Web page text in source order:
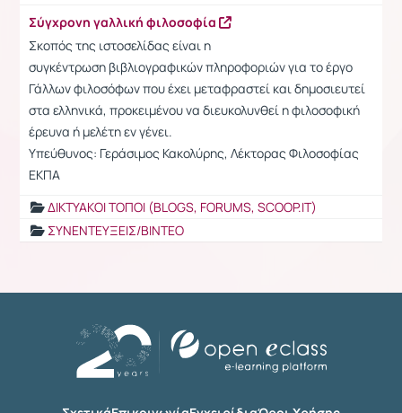
Σύγχρονη γαλλική φιλοσοφία
Σκοπός της ιστοσελίδας είναι η
συγκέντρωση βιβλιογραφικών πληροφοριών για το έργο
Γάλλων φιλοσόφων που έχει μεταφραστεί και δημοσιευτεί
στα ελληνικά, προκειμένου να διευκολυνθεί η φιλοσοφική
έρευνα ή μελέτη εν γένει.
Υπεύθυνος: Γεράσιμος Κακολύρης, Λέκτορας Φιλοσοφίας
ΕΚΠΑ
ΔΙΚΤΥΑΚΟΙ ΤΟΠΟΙ (BLOGS, FORUMS, SCOOP.IT)
ΣΥΝΕΝΤΕΥΞΕΙΣ/ΒΙΝΤΕΟ